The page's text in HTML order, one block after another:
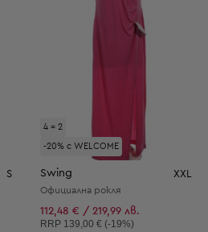
S
4 = 2
-20% с WELCOME
Swing XXL
Официална рокля
112,48 € / 219,99 лв.
Препоръчителна цена:
RRP 139,00 € (-19%)